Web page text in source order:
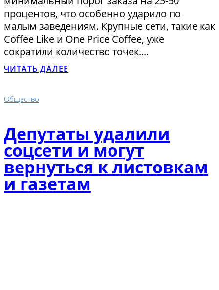
процентов, что особенно ударило по
малым заведениям. Крупные сети, такие как
Coffee Like и One Price Coffee, уже
сократили количество точек....
ЧИТАТЬ ДАЛЕЕ
Общество
Депутаты удалили
соцсети и могут
вернуться к листовкам
и газетам